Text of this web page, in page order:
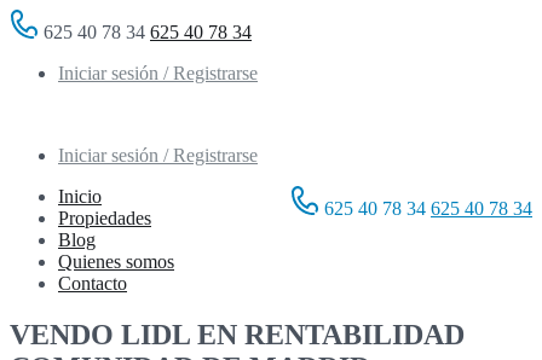
625 40 78 34 625 40 78 34
Iniciar sesión / Registrarse
Iniciar sesión / Registrarse
625 40 78 34 625 40 78 34
Inicio
Propiedades
Blog
Quienes somos
Contacto
VENDO LIDL EN RENTABILIDAD